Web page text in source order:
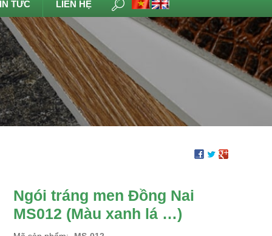
TỨC LIÊN HỆ
Ngói tráng men Đồng Nai
MS012 (Màu xanh lá …)